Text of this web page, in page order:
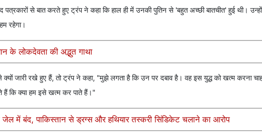
से बात करते हुए ट्रंप ने कहा कि हाल ही में उनकी पुतिन से 'बहुत अच्छी बातचीत' हुई थी।
रहेगा।
के लोकदेवता की अद्भुत गाथा
जारी रखे हुए हैं, तो ट्रंप ने कहा, "मुझे लगता है कि उन पर दबाव है। वह इस युद्ध को खत्म करना
हैं कि क्या हम इसे खत्म कर पाते हैं।"
जेल में बंद, पाकिस्तान से ड्रग्स और हथियार तस्करी सिंडिकेट चलाने का आरोप